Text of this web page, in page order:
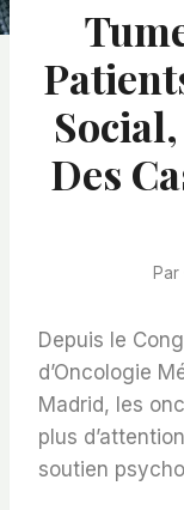
Des
Par
Depuis le
d’Oncologie
Madrid, les
plus
soutien